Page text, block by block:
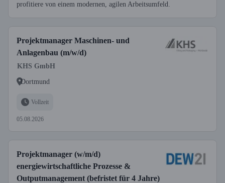
profitiere von einem modernen, agilen Arbeitsumfeld.
Projektmanager Maschinen- und
Anlagenbau (m/w/d)
KHS GmbH
Dortmund
Vollzeit
05.08.2026
Projektmanager (w/m/d)
energiewirtschaftliche Prozesse &
Outputmanagement (befristet für 4 Jahre)